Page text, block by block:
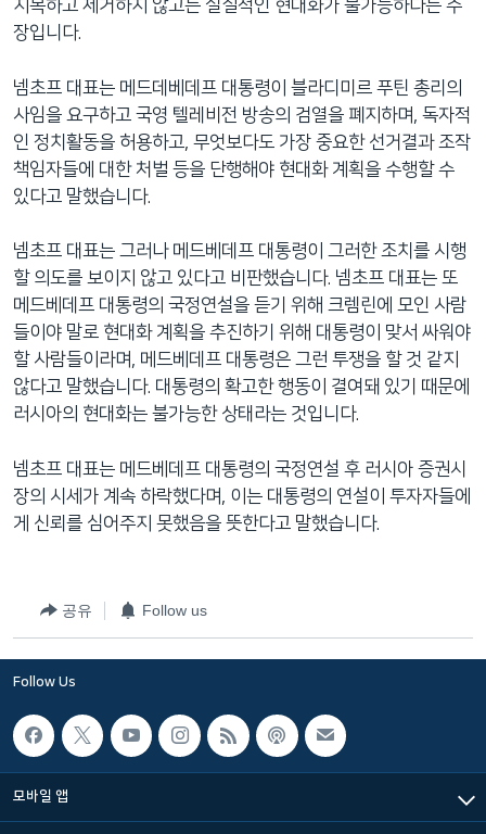
지목하고 제거하지 않고는 실질적인 현대화가 불가능하다는 주
장입니다.
넴초프 대표는 메드데베데프 대통령이 블라디미르 푸틴 총리의
사임을 요구하고 국영 텔레비전 방송의 검열을 폐지하며, 독자적
인 정치활동을 허용하고, 무엇보다도 가장 중요한 선거결과 조작
책임자들에 대한 처벌 등을 단행해야 현대화 계획을 수행할 수
있다고 말했습니다.
넴초프 대표는 그러나 메드베데프 대통령이 그러한 조치를 시행
할 의도를 보이지 않고 있다고 비판했습니다. 넴초프 대표는 또
메드베데프 대통령의 국정연설을 듣기 위해 크렘린에 모인 사람
들이야 말로 현대화 계획을 추진하기 위해 대통령이 맞서 싸워야
할 사람들이라며, 메드베데프 대통령은 그런 투쟁을 할 것 같지
않다고 말했습니다. 대통령의 확고한 행동이 결여돼 있기 때문에
러시아의 현대화는 불가능한 상태라는 것입니다.
넴초프 대표는 메드베데프 대통령의 국정연설 후 러시아 증권시
장의 시세가 계속 하락했다며, 이는 대통령의 연설이 투자자들에
게 신뢰를 심어주지 못했음을 뜻한다고 말했습니다.
공유 Follow us
Follow Us
모바일 앱